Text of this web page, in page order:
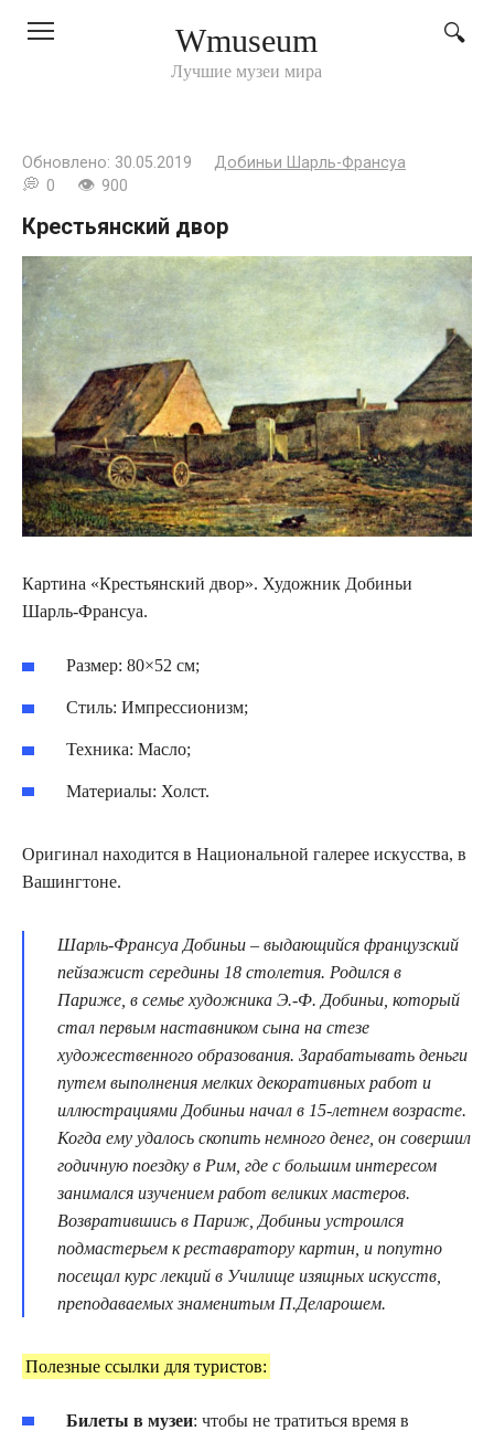
Wmuseum
Лучшие музеи мира
Обновлено: 30.05.2019
Добиньи Шарль-Франсуа
0
900
Крестьянский двор
Картина «Крестьянский двор». Художник Добиньи
Шарль-Франсуа.
Размер: 80×52 см;
Стиль: Импрессионизм;
Техника: Масло;
Материалы: Холст.
Оригинал находится в Национальной галерее искусства, в
Вашингтоне.
Шарль-Франсуа Добиньи – выдающийся французский
пейзажист середины 18 столетия. Родился в
Париже, в семье художника Э.-Ф. Добиньи, который
стал первым наставником сына на стезе
художественного образования. Зарабатывать деньги
путем выполнения мелких декоративных работ и
иллюстрациями Добиньи начал в 15-летнем возрасте.
Когда ему удалось скопить немного денег, он совершил
годичную поездку в Рим, где с большим интересом
занимался изучением работ великих мастеров.
Возвратившись в Париж, Добиньи устроился
подмастерьем к реставратору картин, и попутно
посещал курс лекций в Училище изящных искусств,
преподаваемых знаменитым П.Деларошем.
Полезные ссылки для туристов:
Билеты в музеи: чтобы не тратиться время в